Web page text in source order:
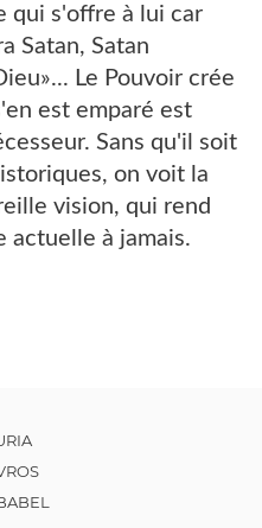
qui s'offre à lui car
Satan, Satan
Le Pouvoir crée
est emparé est
Sans qu'il soit
on voit la
vision, qui rend
à jamais.